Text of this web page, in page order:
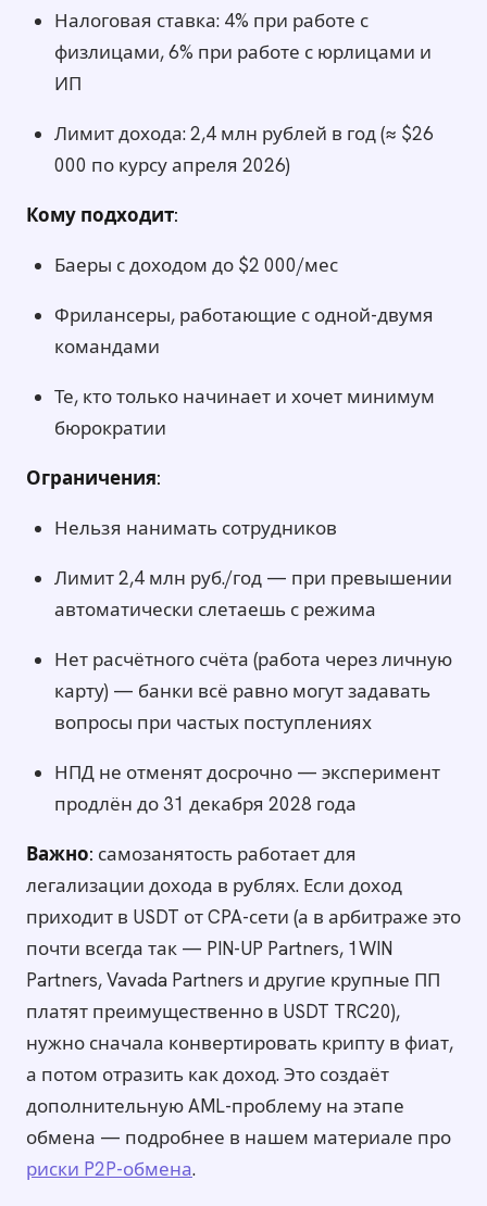
Налоговая ставка: 4% при работе с
физлицами, 6% при работе с юрлицами и
ИП
Лимит дохода: 2,4 млн рублей в год (≈ $26
000 по курсу апреля 2026)
Кому подходит:
Баеры с доходом до $2 000/мес
Фрилансеры, работающие с одной-двумя
командами
Те, кто только начинает и хочет минимум
бюрократии
Ограничения:
Нельзя нанимать сотрудников
Лимит 2,4 млн руб./год — при превышении
автоматически слетаешь с режима
Нет расчётного счёта (работа через личную
карту) — банки всё равно могут задавать
вопросы при частых поступлениях
НПД не отменят досрочно — эксперимент
продлён до 31 декабря 2028 года
Важно: самозанятость работает для
легализации дохода в рублях. Если доход
приходит в USDT от CPA-сети (а в арбитраже это
почти всегда так — PIN-UP Partners, 1WIN
Partners, Vavada Partners и другие крупные ПП
платят преимущественно в USDT TRC20),
нужно сначала конвертировать крипту в фиат,
а потом отразить как доход. Это создаёт
дополнительную AML-проблему на этапе
обмена — подробнее в нашем материале про
риски P2P-обмена.